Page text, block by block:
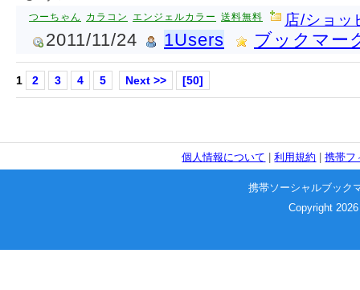
つーちゃん カラコン エンジェルカラー 送料無料 店/ショッ
2011/11/24 1Users ブックマー
1 2 3 4 5 Next >> [50]
個人情報について |利用規約 |携帯フ
携帯ソーシャルブック
Copyright